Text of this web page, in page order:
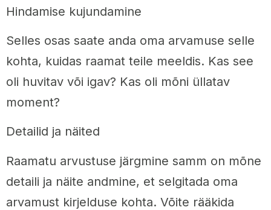
Hindamise kujundamine
Selles osas saate anda oma arvamuse selle
kohta, kuidas raamat teile meeldis. Kas see
oli huvitav või igav? Kas oli mõni üllatav
moment?
Detailid ja näited
Raamatu arvustuse järgmine samm on mõne
detaili ja näite andmine, et selgitada oma
arvamust kirjelduse kohta. Võite rääkida